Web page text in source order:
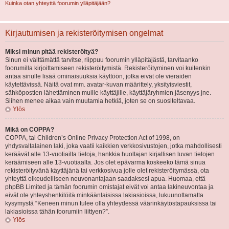
Kuinka otan yhteyttä foorumin ylläpitäjään?
Kirjautumisen ja rekisteröitymisen ongelmat
Miksi minun pitää rekisteröityä?
Sinun ei välttämättä tarvitse, riippuu foorumin ylläpitäjästä, tarvitaanko
foorumilla kirjoittamiseen rekisteröitymistä. Rekisteröityminen voi kuitenkin
antaa sinulle lisää ominaisuuksia käyttöön, jotka eivät ole vieraiden
käytettävissä. Näitä ovat mm. avatar-kuvan määrittely, yksityisviestit,
sähköpostien lähettäminen muille käyttäjille, käyttäjäryhmien jäsenyys jne.
Siihen menee aikaa vain muutamia hetkiä, joten se on suositeltavaa.
Ylös
Mikä on COPPA?
COPPA, tai Children’s Online Privacy Protection Act of 1998, on
yhdysvaltalainen laki, joka vaatii kaikkien verkkosivustojen, jotka mahdollisesti
keräävät alle 13-vuotiailta tietoja, hankkia huoltajan kirjallisen luvan tietojen
keräämiseen alle 13-vuotiaalta. Jos olet epävarma koskeeko tämä sinua
rekisteröityvänä käyttäjänä tai verkkosivua jolle olet rekisteröitymässä, ota
yhteyttä oikeudelliseen neuvonantajaan saadaksesi apua. Huomaa, että
phpBB Limited ja tämän foorumin omistajat eivät voi antaa lakineuvontaa ja
eivät ole yhteyshenkilöitä minkäänlaisissa lakiasioissa, lukuunottamatta
kysymystä “Keneen minun tulee olla yhteydessä väärinkäytöstapauksissa tai
lakiasioissa tähän foorumiin liittyen?”.
Ylös